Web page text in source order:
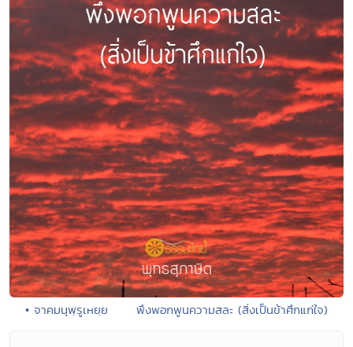
• จาคมนุพฺรูเหยฺย พึงพอกพูนความสละ (สิ่งเป็นข้าศึกแก่ใจ)